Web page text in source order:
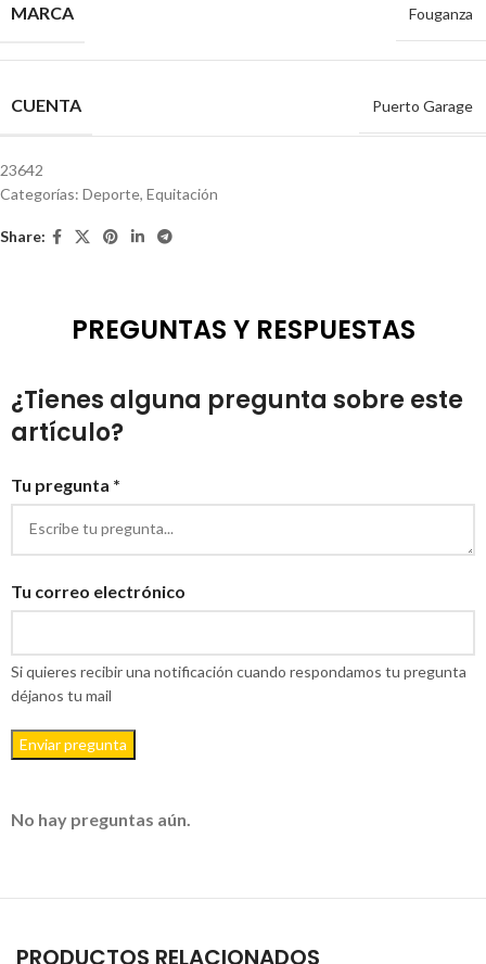
MARCA Fouganza
CUENTA Puerto Garage
23642
Categorías: Deporte, Equitación
Share:
PREGUNTAS Y RESPUESTAS
¿Tienes alguna pregunta sobre este
artículo?
Tu pregunta *
Tu correo electrónico
Si quieres recibir una notificación cuando respondamos tu pregunta
déjanos tu mail
Enviar pregunta
No hay preguntas aún.
PRODUCTOS RELACIONADOS